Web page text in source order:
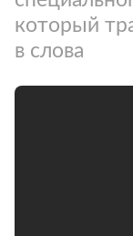
который
в слова